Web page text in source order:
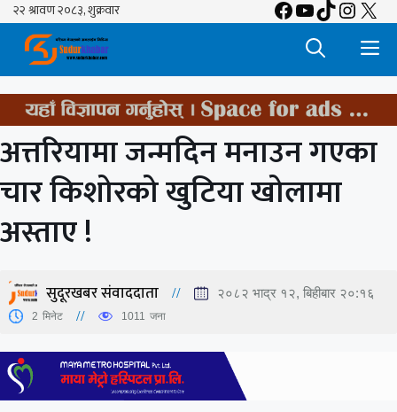
Skip
content
Facebook
YouTube
TikTok
X
अत्तरियामा जन्मदिन मनाउन गएका
चार किशोरको खुटिया खोलामा
अस्ताए !
सुदूरखबर संवाददाता २०८२ भाद्र १२, बिहीबार २०:१६
2 मिनेट 1011 जना